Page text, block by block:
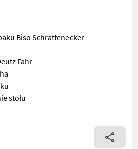
Biso Schrattenecker
Fahr
stołu
Biso Schrattenecker - szerokość 3,6